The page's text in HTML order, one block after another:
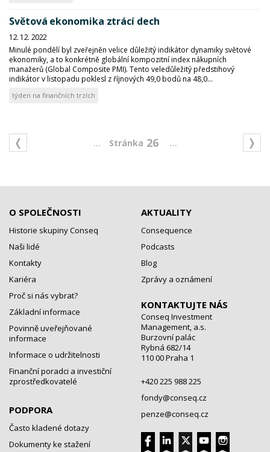
Světová ekonomika ztrácí dech
12. 12. 2022
Minulé pondělí byl zveřejněn velice důležitý indikátor dynamiky světové
ekonomiky, a to konkrétně globální kompozitní index nákupních
manažerů (Global Composite PMI). Tento veledůležitý předstihový
indikátor v listopadu poklesl z říjnových 49,0 bodů na 48,0...
týden na finančních trzích
... 26 ...
O SPOLEČNOSTI
Historie skupiny Conseq
Naši lidé
Kontakty
Kariéra
Proč si nás vybrat?
Základní informace
Povinně uveřejňované
informace
Informace o udržitelnosti
Finanční poradci a investiční
zprostředkovatelé
PODPORA
Často kladené dotazy
Dokumenty ke stažení
AKTUALITY
Consequence
Podcasts
Blog
Zprávy a oznámení
KONTAKTUJTE NÁS
Conseq Investment
Management, a.s.
Burzovní palác
Rybná 682/14
110 00 Praha 1
+420 225 988 225
fondy@conseq.cz
penze@conseq.cz